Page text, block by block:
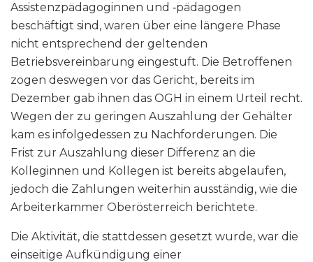
Assistenzpädagoginnen und ‑pädagogen
beschäftigt sind, waren über eine längere Phase
nicht entsprechend der geltenden
Betriebsvereinbarung eingestuft. Die Betroffenen
zogen deswegen vor das Gericht, bereits im
Dezember gab ihnen das OGH in einem Urteil recht.
Wegen der zu geringen Auszahlung der Gehälter
kam es infolgedessen zu Nachforderungen. Die
Frist zur Auszahlung dieser Differenz an die
Kolleginnen und Kollegen ist bereits abgelaufen,
jedoch die Zahlungen weiterhin ausständig, wie die
Arbeiterkammer Oberösterreich berichtete.
Die Aktivität, die stattdessen gesetzt wurde, war die
einseitige Aufkündigung einer